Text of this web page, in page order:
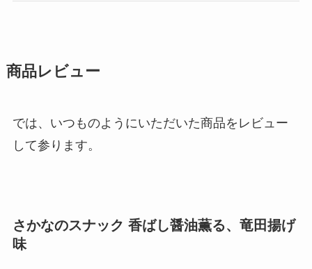
商品レビュー
では、いつものようにいただいた商品をレビュー
して参ります。
さかなのスナック 香ばし醤油薫る、竜田揚げ
味